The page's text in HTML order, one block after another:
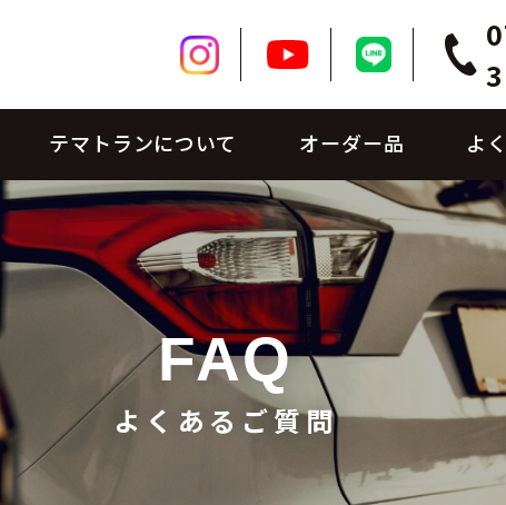
テマトランについて オーダー品 よ
FAQ
よくあるご質問